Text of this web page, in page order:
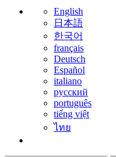
English
日本語
한국어
français
Deutsch
Español
italiano
русский
português
tiếng việt
ไทย